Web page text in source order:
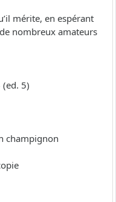
mérite, en espérant
nombreux amateurs
5)
champignon